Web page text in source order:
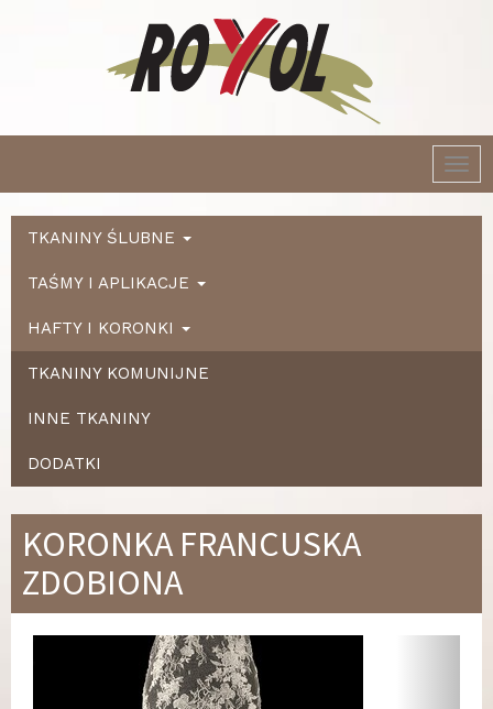
TKANINY ŚLUBNE
TAŚMY I APLIKACJE
HAFTY I KORONKI
TKANINY KOMUNIJNE
INNE TKANINY
DODATKI
KORONKA FRANCUSKA
ZDOBIONA